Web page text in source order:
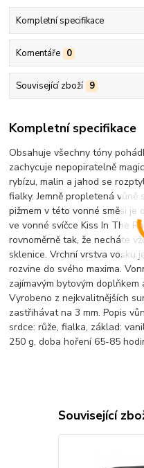
Kompletní specifikace
Komentáře 0
Související zboží 9
Kompletní specifikace
Obsahuje všechny tóny
zachycuje nepopiratelně
rybízu, malin a jahod se
fialky. Jemně propletená vůně
pižmem v této vonné směsi je
ve vonné svíčce Kiss In The
rovnoměrně tak, že necháte
sklenice. Vrchní vrstva vosku
rozvine do svého maxima.
zajímavým bytovým
Vyrobeno z nejkvalitnějších
zastřihávat na 3 mm. Popis
srdce: růže, fialka, základ:
250 g, doba hoření 65-85
Související